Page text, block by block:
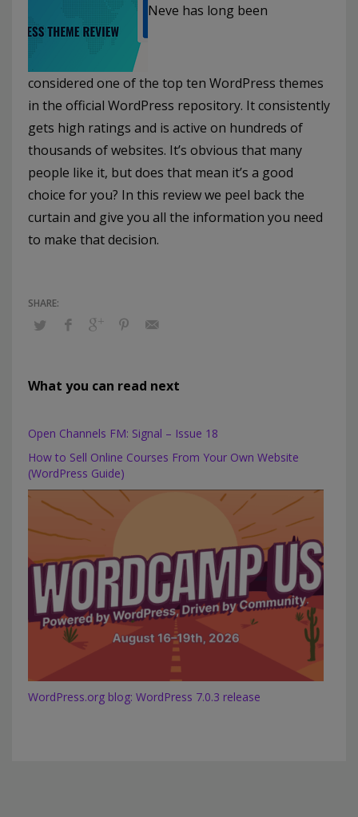
Neve has long been
considered one of the top ten WordPress themes
in the official WordPress repository. It consistently
gets high ratings and is active on hundreds of
thousands of websites. It’s obvious that many
people like it, but does that mean it’s a good
choice for you? In this review we peel back the
curtain and give you all the information you need
to make that decision.
What you can read next
Open Channels FM: Signal – Issue 18
How to Sell Online Courses From Your Own Website
(WordPress Guide)
WordPress.org blog: WordPress 7.0.3 release